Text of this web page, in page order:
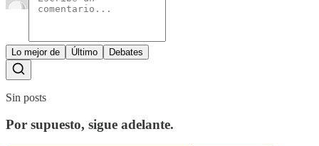
Lo mejor de Último Debates
Sin posts
Por supuesto, sigue adelante.